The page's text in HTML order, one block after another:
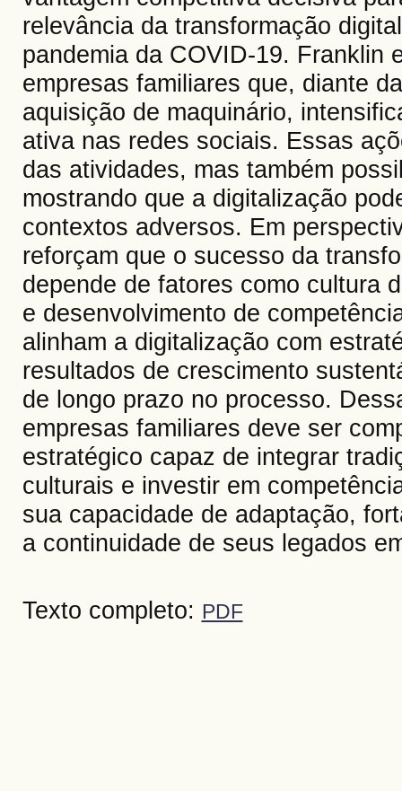
relevância da transformação
pandemia da COVID-19. Franklin
empresas familiares que, diante
aquisição de maquinário,
ativa nas redes sociais. Essas
das atividades, mas também
mostrando que a digitalização
contextos adversos. Em
reforçam que o sucesso da
depende de fatores como cultura
e desenvolvimento de
alinham a digitalização com
resultados de crescimento
de longo prazo no processo.
empresas familiares deve ser
estratégico capaz de integrar
culturais e investir em
sua capacidade de adaptação,
a continuidade de seus legados
Texto completo: PDF